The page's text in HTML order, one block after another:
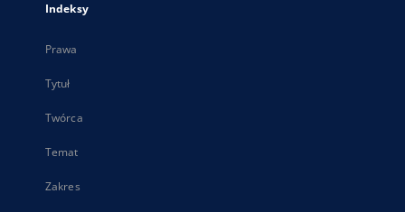
Indeksy
Prawa
Tytuł
Twórca
Temat
Zakres